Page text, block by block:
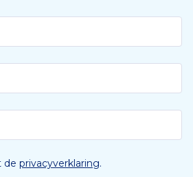
de privacyverklaring.